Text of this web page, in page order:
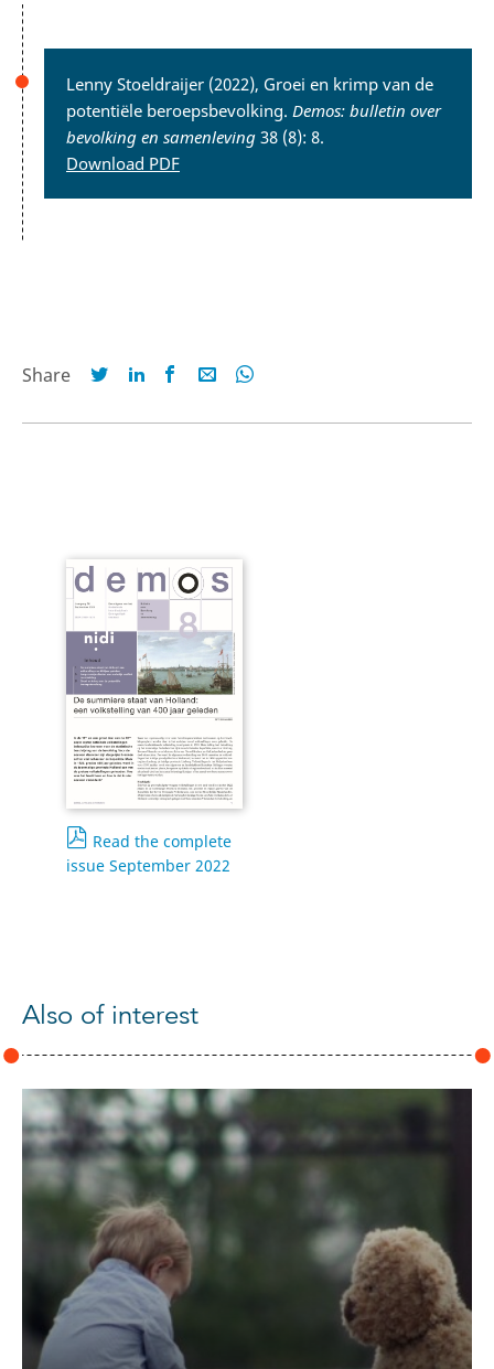
Lenny Stoeldraijer (2022), Groei en krimp van de
potentiële beroepsbevolking. Demos: bulletin over
bevolking en samenleving 38 (8): 8.
Download PDF
Share
Read the complete
issue September 2022
Also of interest